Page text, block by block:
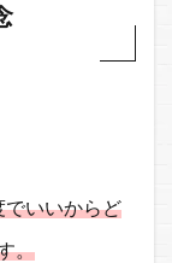
でいいからど
。